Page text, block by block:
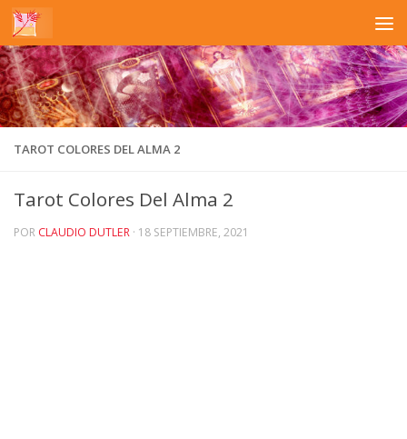
Saltar al contenido
TAROT COLORES DEL ALMA 2
Tarot Colores Del Alma 2
POR CLAUDIO DUTLER · 18 SEPTIEMBRE, 2021